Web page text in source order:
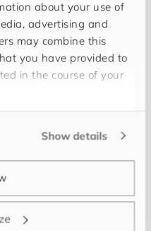
about your use of
advertising and
may combine this
you have provided to
in the course of your
Show details
eine starke
und
unterstützen, um
Master Data